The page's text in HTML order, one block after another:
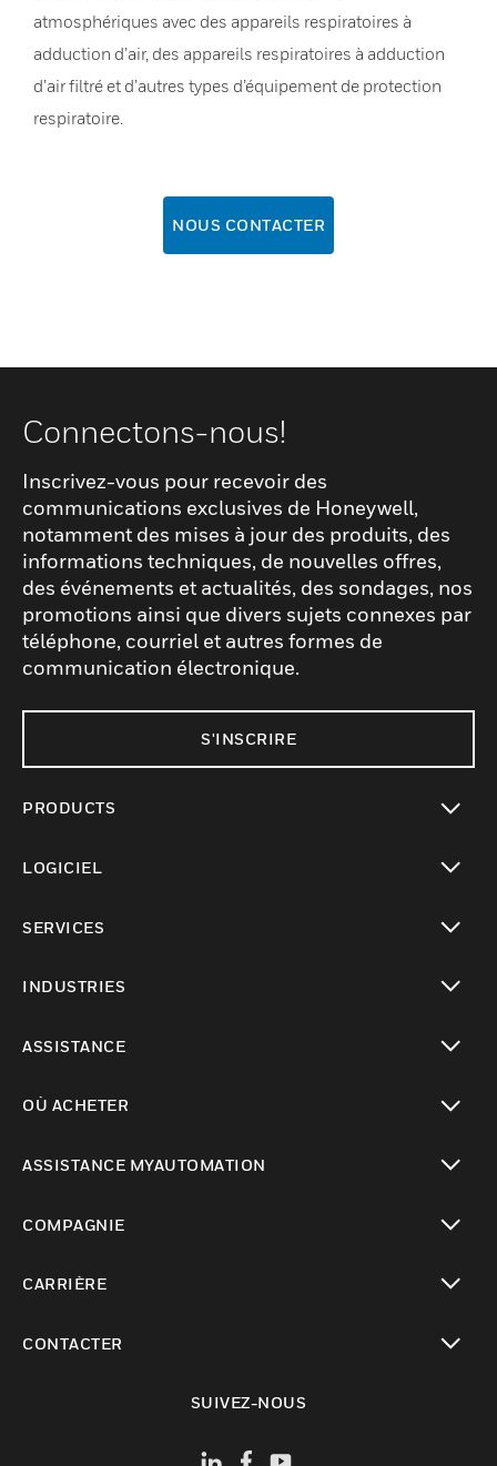
atmosphériques avec des appareils respiratoires à
adduction d’air, des appareils respiratoires à adduction
d’air filtré et d’autres types d’équipement de protection
respiratoire.
NOUS CONTACTER
Connectons-nous!
Inscrivez-vous pour recevoir des
communications exclusives de Honeywell,
notamment des mises à jour des produits, des
informations techniques, de nouvelles offres,
des événements et actualités, des sondages, nos
promotions ainsi que divers sujets connexes par
téléphone, courriel et autres formes de
communication électronique.
S'INSCRIRE
PRODUCTS
LOGICIEL
SERVICES
INDUSTRIES
ASSISTANCE
OÙ ACHETER
ASSISTANCE MYAUTOMATION
COMPAGNIE
CARRIÈRE
CONTACTER
SUIVEZ-NOUS